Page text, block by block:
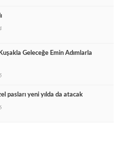
Geleceğe Emin Adımlarla
pasları yeni yılda da atacak